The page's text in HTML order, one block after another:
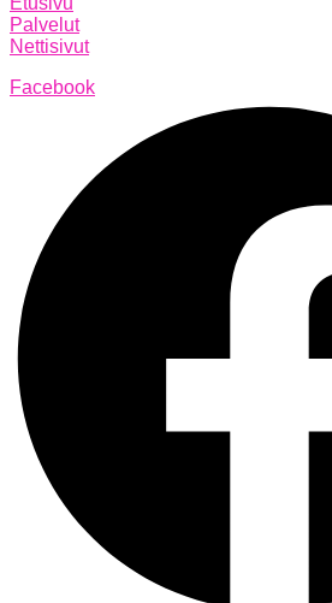
Palvelut
Nettisivut
Facebook